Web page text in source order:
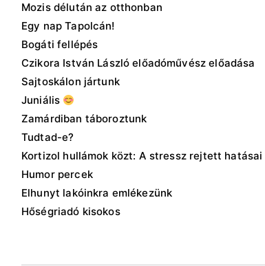
Mozis délután az otthonban
Egy nap Tapolcán!
Bogáti fellépés
Czikora István László előadóművész előadása
Sajtoskálon jártunk
Juniális
Zamárdiban táboroztunk
Tudtad-e?
Kortizol hullámok közt: A stressz rejtett
Humor percek
Elhunyt lakóinkra emlékezünk
Hőségriadó kisokos